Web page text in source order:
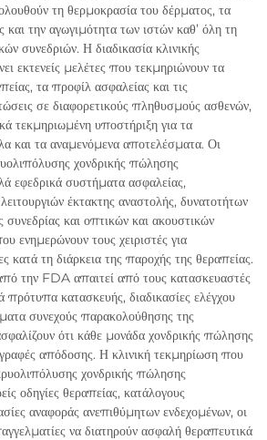
τη θερμοκρασία του δέρματος, τα
και την αγωγιμότητα των ιστών καθ’ όλη τη
συνεδριών. Η διαδικασία κλινικής
εκτενείς μελέτες που τεκμηριώνουν τα
τα προφίλ ασφαλείας και τις
σε διαφορετικούς πληθυσμούς ασθενών,
τεκμηριωμένη υποστήριξη για τα
και τα αναμενόμενα αποτελέσματα. Οι
χονδρικής πώλησης
εφεδρικά συστήματα ασφαλείας,
έκτακτης αναστολής, δυνατοτήτων
και οπτικών και ακουστικών
ενημερώνουν τους χειριστές για
κατά τη διάρκεια της παροχής της θεραπείας.
την FDA απαιτεί από τους κατασκευαστές
πρότυπα κατασκευής, διαδικασίες ελέγχου
συνεχούς παρακολούθησης της
ότι κάθε μονάδα χονδρικής πώλησης
απόδοσης. Η κλινική τεκμηρίωση που
χονδρικής πώλησης
οδηγίες θεραπείας, κατάλογους
αναφοράς ανεπιθύμητων ενδεχομένων, οι
να διατηρούν ασφαλή θεραπευτικά